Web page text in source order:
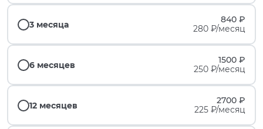
3 месяца
840 ₽
280 ₽/месяц
6 месяцев
1500 ₽
250 ₽/месяц
12 месяцев
2700 ₽
225 ₽/месяц